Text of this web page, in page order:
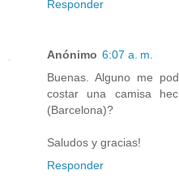
Responder
Anónimo 6:07 a. m.
Buenas. Alguno me
costar una camisa
(Barcelona)?
Saludos y gracias!
Responder